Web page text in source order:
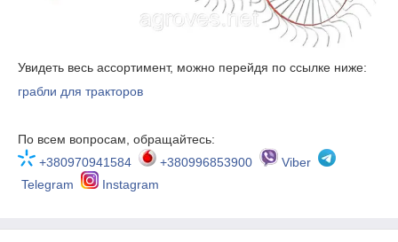
Увидеть весь ассортимент, можно перейдя по ссылке ниже:
грабли для тракторов
По всем вопросам, обращайтесь:
+380970941584
+380996853900
Viber
Telegram
Instagram